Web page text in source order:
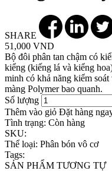
SHARE
51,000 VND
Bộ đôi phân tan chậm có
kiểng (kiếng lá và kiểng
minh có khả năng kiểm
màng Polymer bao quanh.
Số lượng
Thêm vào giỏ Đặt hàng
Tình trạng: Còn hàng
SKU:
Thể loại: Phân bón vô cơ
Tags:
SẢN PHẨM TƯƠNG TỰ